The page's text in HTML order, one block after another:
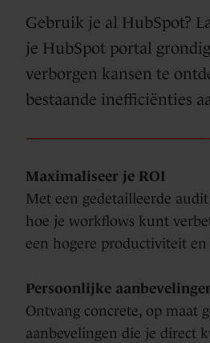
Gebruik je al HubSpot?
je HubSpot portal
verborgen kansen te
bestaande inefficiënties
Maximaliseer je ROI
Met een gedetailleerde
hoe je workflows kunt
een hogere productiviteit en
Persoonlijke
Ontvang concrete, op maat
aanbevelingen die je direct